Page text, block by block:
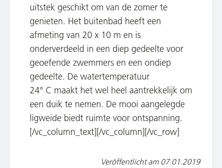
uitstek geschikt om van de zomer te
genieten. Het buitenbad heeft een
afmeting van 20 x 10 m en is
onderverdeeld in een diep gedeelte voor
geoefende zwemmers en een ondiep
gedeelte. De watertemperatuur
24° C maakt het wel heel aantrekkelijk om
een duik te nemen. De mooi aangelegde
ligweide biedt ruimte voor ontspanning.
[/vc_column_text][/vc_column][/vc_row]
Veröffentlicht am 07.01.2019